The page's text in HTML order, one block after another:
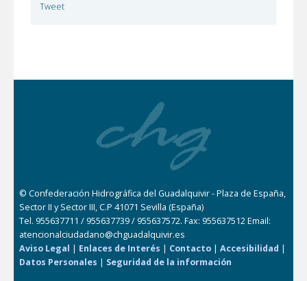
Tweet
© Confederación Hidrográfica del Guadalquivir - Plaza de España,
Sector II y Sector III, C.P 41071 Sevilla (España)
Tel. 955637711 / 955637739 / 955637572. Fax: 955637512 Email:
atencionalciudadano@chguadalquivir.es
Aviso Legal | Enlaces de Interés | Contacto |Accesibilidad |
Datos Personales | Seguridad de la información